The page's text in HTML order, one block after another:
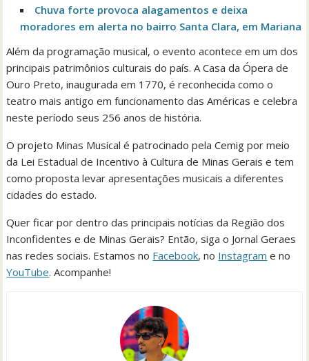
Chuva forte provoca alagamentos e deixa
moradores em alerta no bairro Santa Clara, em Mariana
Além da programação musical, o evento acontece em um dos
principais patrimônios culturais do país. A Casa da Ópera de
Ouro Preto, inaugurada em 1770, é reconhecida como o
teatro mais antigo em funcionamento das Américas e celebra
neste período seus 256 anos de história.
O projeto Minas Musical é patrocinado pela Cemig por meio
da Lei Estadual de Incentivo à Cultura de Minas Gerais e tem
como proposta levar apresentações musicais a diferentes
cidades do estado.
Quer ficar por dentro das principais notícias da Região dos
Inconfidentes e de Minas Gerais? Então, siga o Jornal Geraes
nas redes sociais. Estamos no Facebook, no Instagram e no
YouTube. Acompanhe!